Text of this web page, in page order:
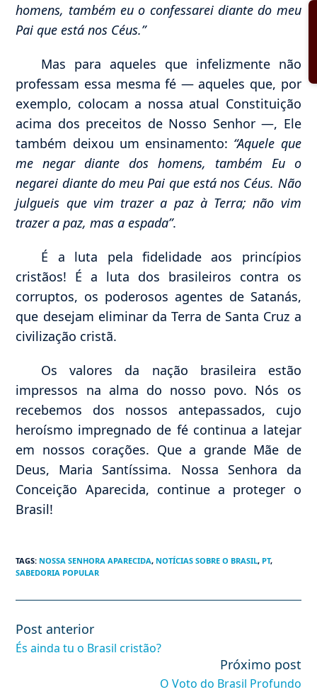
homens, também eu o confessarei diante do meu
Pai que está nos Céus.”
Mas para aqueles que infelizmente não
professam essa mesma fé — aqueles que, por
exemplo, colocam a nossa atual Constituição
acima dos preceitos de Nosso Senhor —, Ele
também deixou um ensinamento: “Aquele que
me negar diante dos homens, também Eu o
negarei diante do meu Pai que está nos Céus. Não
julgueis que vim trazer a paz à Terra; não vim
trazer a paz, mas a espada”.
É a luta pela fidelidade aos princípios
cristãos! É a luta dos brasileiros contra os
corruptos, os poderosos agentes de Satanás,
que desejam eliminar da Terra de Santa Cruz a
civilização cristã.
Os valores da nação brasileira estão
impressos na alma do nosso povo. Nós os
recebemos dos nossos antepassados, cujo
heroísmo impregnado de fé continua a latejar
em nossos corações. Que a grande Mãe de
Deus, Maria Santíssima. Nossa Senhora da
Conceição Aparecida, continue a proteger o
Brasil!
TAGS: NOSSA SENHORA APARECIDA, NOTÍCIAS SOBRE O BRASIL, PT,
SABEDORIA POPULAR
Leia
mais
artigos
Post anterior
És ainda tu o Brasil cristão?
Próximo post
O Voto do Brasil Profundo